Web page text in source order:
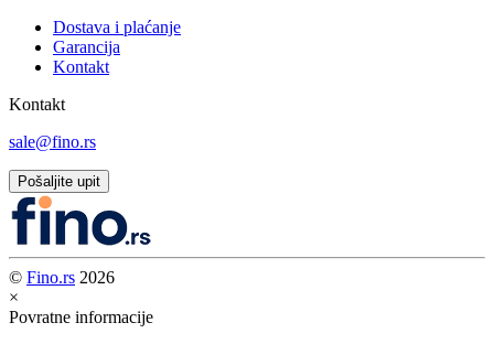
Dostava i plaćanje
Garancija
Kontakt
Kontakt
sale@fino.rs
Pošaljite upit
© Fino.rs 2026
×
Povratne informacije